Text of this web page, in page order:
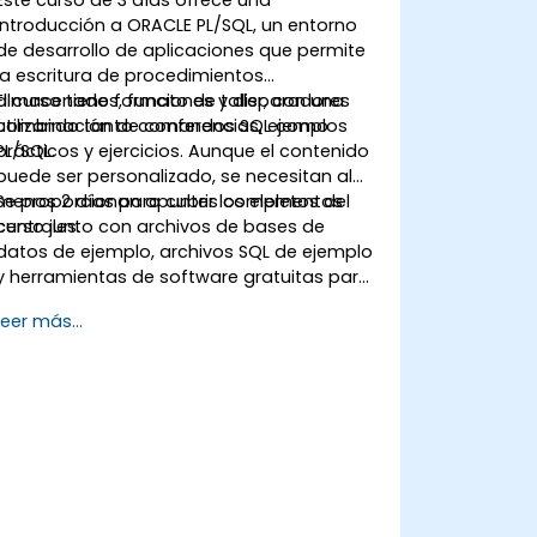
errores.
Aprender a depurar y gestionar
programas PL/SQL de forma efectiva.
a ORACLE PL/SQL, un entorno
desarrollo de aplicaciones que permite
escritura de procedimientos
funciones y disparadores
tanto comandos SQL como
SQL.
curso tiene formato de taller, con una
de conferencias, ejemplos
y ejercicios. Aunque el contenido
ser personalizado, se necesitan al
2 días para cubrir los elementos
proporcionan apuntes completos del
junto con archivos de bases de
de ejemplo, archivos SQL de ejemplo
herramientas de software gratuitas para
más...